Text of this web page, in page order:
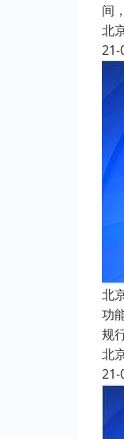
间
北
21-
北
功
规
北
21-